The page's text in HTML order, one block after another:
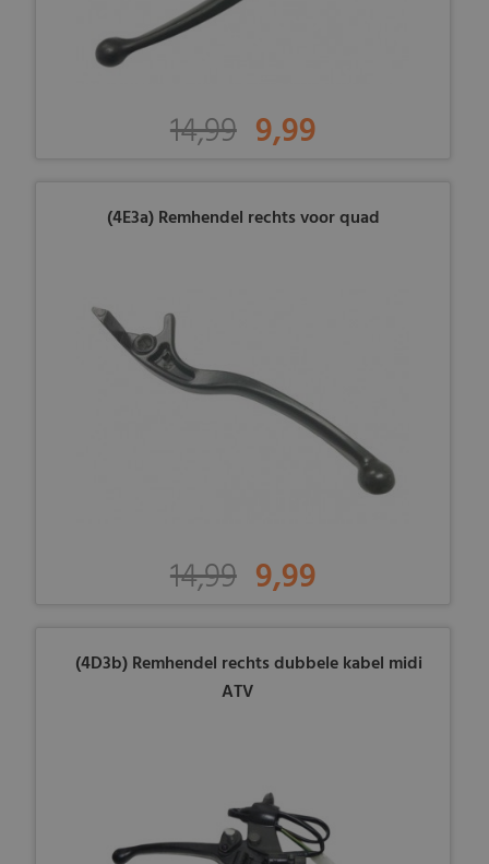
14,99 9,99
(4E3a) Remhendel rechts voor quad
14,99 9,99
(4D3b) Remhendel rechts dubbele kabel midi
ATV